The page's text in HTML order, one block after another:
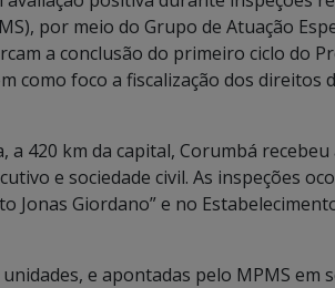
por meio do Grupo de Atuação
a conclusão do primeiro ciclo do
como foco a fiscalização dos direitos
420 km da capital, Corumbá recebeu
e sociedade civil. As inspeções
Jonas Giordano” e no
e apontadas pelo MPMS em